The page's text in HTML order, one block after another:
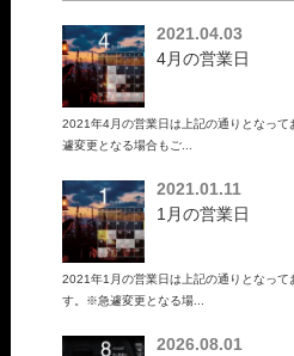
2021.04.03
4月の営業日
2021年4月の営業日は上記の通りとなっ
遽変更となる場合もご...
2021.01.11
1月の営業日
2021年1月の営業日は上記の通りとなって
す。※急遽変更となる場...
2026.08.01